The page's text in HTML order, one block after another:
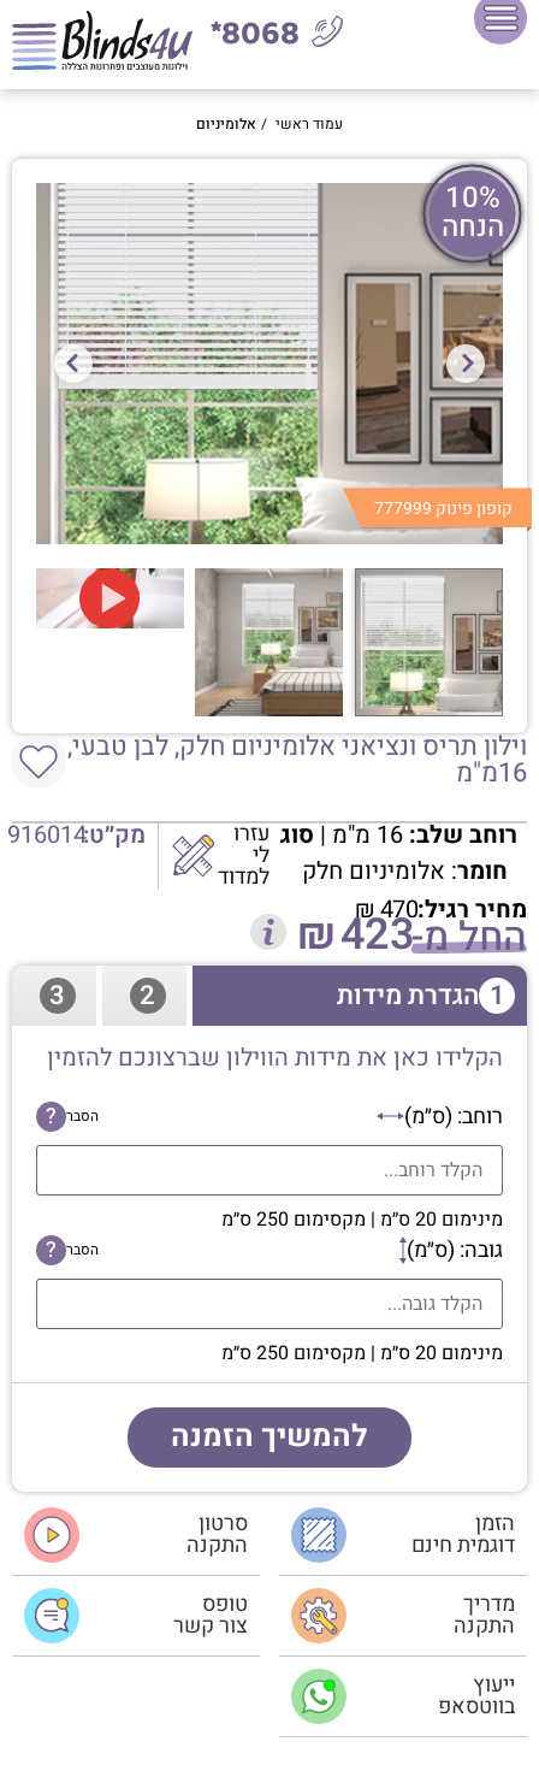
8068*
עמוד ראשי / אלומיניום
10%
הנחה
קופון פינוק 777999
וילון תריס ונציאני אלומיניום חלק, לבן טבעי,
16מ"מ
רוחב שלב:16 מ"מ |
סוג
חומר: אלומיניום חלק
עזרו
לי
למדוד
מק״ט:916014
מחיר רגיל: ₪470החל מ- ₪423
1 הגדרת מידות 2
3
הקלידו כאן את מידות הווילון שברצונכם להזמין
רוחב: (ס״מ) הסבר ?
מינימום 20 ס״מ | מקסימום 250 ס״מ
גובה: (ס״מ) הסבר ?
מינימום 20 ס״מ | מקסימום 250 ס״מ
להמשיך הזמנה
הזמן
דוגמית חינם
סרטון
התקנה
מדריך
התקנה
טופס
צור קשר
ייעוץ
בווטסאפ